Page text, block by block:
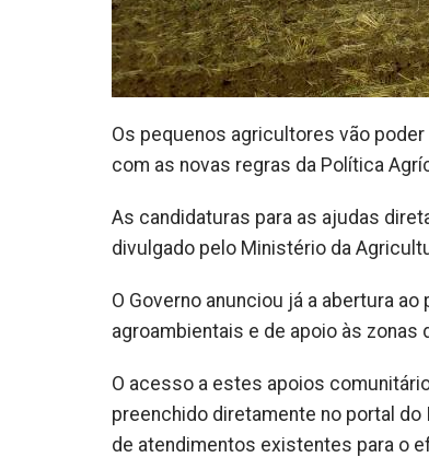
Os pequenos agricultores vão
com as novas regras da Política
As candidaturas para as ajudas
divulgado pelo Ministério da
O Governo anunciou já a abertura
agroambientais e de apoio às zonas
O acesso a estes apoios
preenchido diretamente no portal
de atendimentos existentes para o